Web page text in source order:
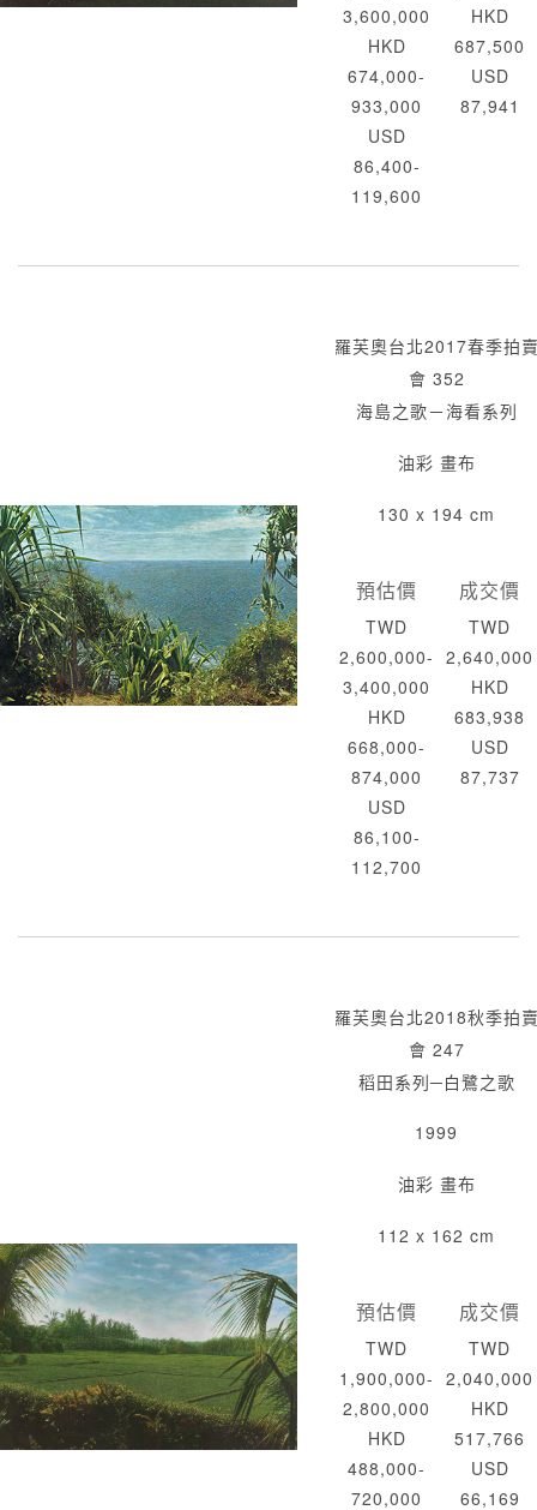
3,600,000
HKD
674,000-
933,000
USD
86,400-
119,600
HKD
687,500
USD
87,941
羅芙奧台北2017春季拍
會 352
海島之歌－海看系列
油彩 畫布
130 x 194 cm
預估價
TWD
2,600,000-
3,400,000
HKD
668,000-
874,000
USD
86,100-
112,700
成交價
TWD
2,640,000
HKD
683,938
USD
87,737
羅芙奧台北2018秋季拍
會 247
稻田系列─白鷺之歌
1999
油彩 畫布
112 x 162 cm
預估價
TWD
1,900,000-
2,800,000
HKD
488,000-
720,000
成交價
TWD
2,040,000
HKD
517,766
USD
66,169